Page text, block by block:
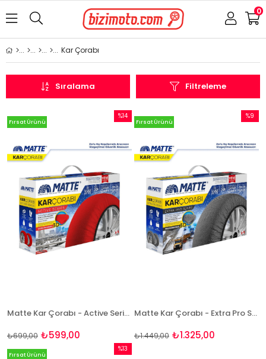
0
Kar Çorabı
Filtreleme
Sıralama
Matte Kar Çorabı - Active Series
₺599,00
₺699,00
%14
İndirim
Fırsat Ürünü
Matte Kar Çorabı - Extra Pro Series
₺1.325,00
₺1.449,00
%9
Fırsat Ürünü
%13
Fırsat Ürünü